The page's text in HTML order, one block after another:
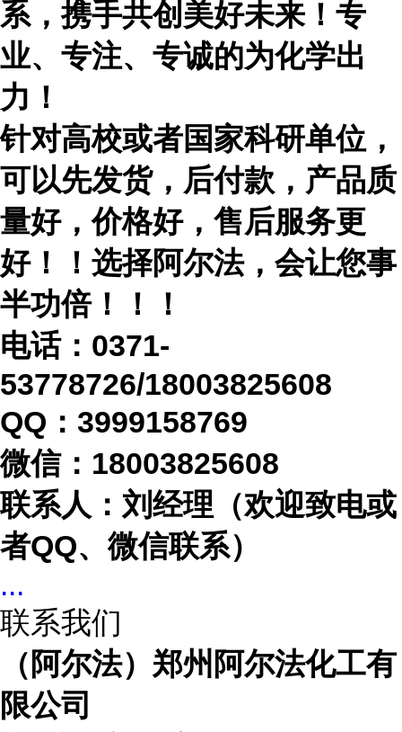
系，携手共创美好未来！专
业、专注、专诚的为化学出
力！
针对高校或者国家科研单位，
可以先发货，后付款，产品质
量好，价格好，售后服务更
好！！选择阿尔法，会让您事
半功倍！！！
电话： 0371-
53778726/18003825608
QQ：3999158769
微信： 18003825608
联系人：刘经理（欢迎致电或
者QQ、微信联系）
...
联系我们
（阿尔法）郑州阿尔法化工有
限公司